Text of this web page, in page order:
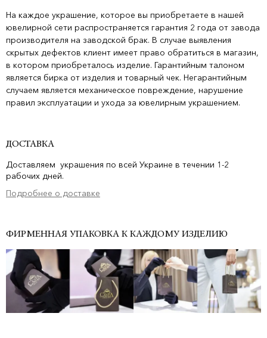
На каждое украшение, которое вы приобретаете в нашей
ювелирной сети распространяется гарантия 2 года от завода
производителя на заводской брак. В случае выявления
скрытых дефектов клиент имеет право обратиться в магазин,
в котором приобреталось изделие. Гарантийным талоном
является бирка от изделия и товарный чек. Негарантийным
случаем является механическое повреждение, нарушение
правил эксплуатации и ухода за ювелирным украшением.
ДОСТАВКА
Доставляем украшения по всей Украине в течении 1-2
рабочих дней.
Подробнее о доставке
ФИРМЕННАЯ УПАКОВКА К КАЖДОМУ ИЗДЕЛИЮ